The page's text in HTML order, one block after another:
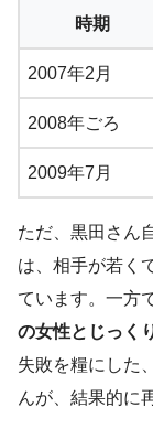
時期
2007年2月
2008年ごろ
2009年7月
ただ、黒田さん
は、相手が若く
ています。一方
の女性とじっく
失敗を糧にした
んが、結果的に